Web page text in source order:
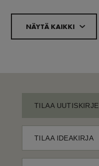
NÄYTÄ KAIKKI
TILAA UUTISKIRJE
TILAA IDEAKIRJA